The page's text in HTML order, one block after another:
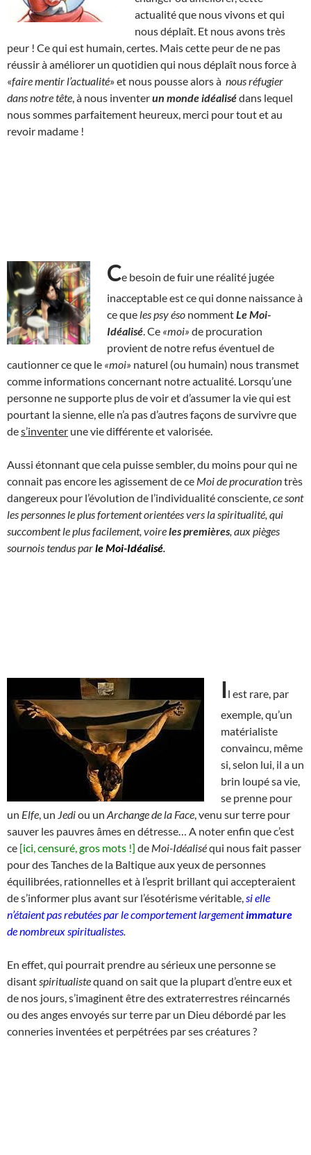
actualité que nous vivons et qui
nous déplaît. Et nous avons très
peur ! Ce qui est humain, certes. Mais cette peur de ne pas
réussir à améliorer un quotidien qui nous déplaît nous force à
«faire mentir l’actualité» et nous pousse alors à nous réfugier
dans notre tête , à nous inventerun monde idéalisédans lequel
nous sommes parfaitement heureux, merci pour tout et au
revoir madame !
Ce besoin de fuir une réalité jugée
inacceptable est ce qui donne naissance à
ce que les psy éso nommentLe Moi-
Idéalisé . Ce «moi» de procuration
provient de notre refus éventuel de
cautionner ce que le «moi» naturel (ou humain) nous transmet
comme informations concernant notre actualité. Lorsqu’une
personne ne supporte plus de voir et d’assumer la vie qui est
pourtant la sienne, elle n’a pas d’autres façons de survivre que
des’inventer une vie différente et valorisée.
Aussi étonnant que cela puisse sembler, du moins pour qui ne
connait pas encore les agissement de ce Moi de procurationtrès
dangereux pour l’évolution de l’individualité consciente, ce sont
les personnes le plus fortement orientées vers la spiritualité, qui
succombent le plus facilement, voireles premières , aux pièges
sournois tendus parle Moi-Idéalisé
Il est rare, par
exemple, qu’un
matérialiste
convaincu, même
si, selon lui, il a un
brin loupé sa vie,
se prenne pour
un Elfe , un Jediou un Archange de la Face , venu sur terre pour
sauver les pauvres âmes en détresse… A noter enfin que c’est
ce [ici, censuré, gros mots !] de Moi-Idéaliséqui nous fait passer
pour des Tanches de la Baltique aux yeux de personnes
équilibrées, rationnelles et à l’esprit brillant qui accepteraient
de s’informer plus avant sur l’ésotérisme véritable, si elle
n’étaient pas rebutées par le comportement largementimmature
de nombreux spiritualistes
En effet, qui pourrait prendre au sérieux une personne se
disant spiritualistequand on sait que la plupart d’entre eux et
de nos jours, s’imaginent être des extraterrestres réincarnés
ou des anges envoyés sur terre par un Dieu débordé par les
conneries inventées et perpétrées par ses créatures ?